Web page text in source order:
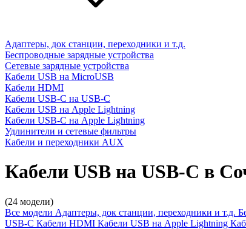
Адаптеры, док станции, переходники и т.д.
Беспроводные зарядные устройства
Сетевые зарядные устройства
Кабели USB на MicroUSB
Кабели HDMI
Кабели USB-C на USB-C
Кабели USB на Apple Lightning
Кабели USB-C на Apple Lightning
Удлинители и сетевые фильтры
Кабели и переходники AUX
Кабели USB на USB-C в
(24 модели)
Все модели Адаптеры, док станции, переходники и т.д.
USB-C Кабели HDMI Кабели USB на Apple Lightning